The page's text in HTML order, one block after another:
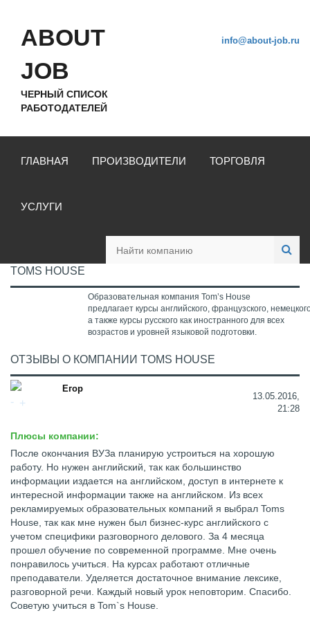
ABOUT
JOB
ЧЕРНЫЙ СПИСОК
РАБОТОДАТЕЛЕЙ
info@about-job.ru
ГЛАВНАЯ ПРОИЗВОДИТЕЛИ ТОРГОВЛЯ
УСЛУГИ
TOMS HOUSE
Образовательная компания Tom’s House
предлагает курсы английского, французского,
а также курсы русского как иностранного для всех
возрастов и уровней языковой подготовки.
ОТЗЫВЫ О КОМПАНИИ TOMS HOUSE
Егор
13.05.2016,
21:28
Плюсы компании:
После окончания ВУЗа планирую устроиться на хорошую
работу. Но нужен английский, так как большинство
информации издается на английском, доступ в интернете к
интересной информации также на английском. Из всех
рекламируемых образовательных компаний я выбрал Toms
House, так как мне нужен был бизнес-курс английского с
учетом специфики разговорного делового. За 4 месяца
прошел обучение по современной программе. Мне очень
понравилось учиться. На курсах работают отличные
преподаватели. Уделяется достаточное внимание лексике,
разговорной речи. Каждый новый урок неповторим. Спасибо.
Советую учиться в Tom`s House.